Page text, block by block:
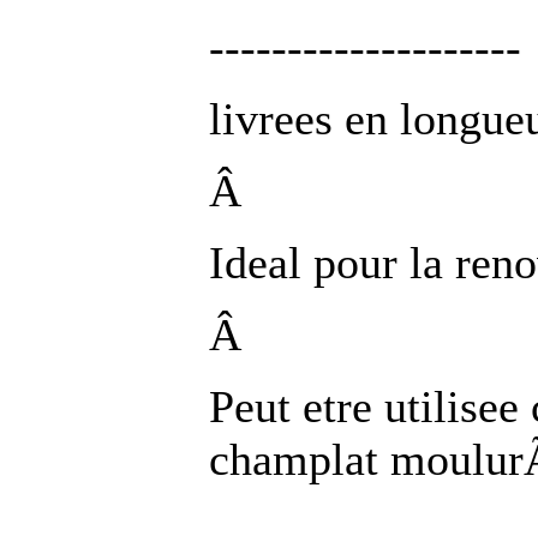
--------------------
livrees en
Â
Ideal pour la
Â
Peut etre utilisee
champlat